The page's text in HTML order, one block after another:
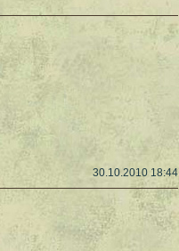
30.10.2010 18:44